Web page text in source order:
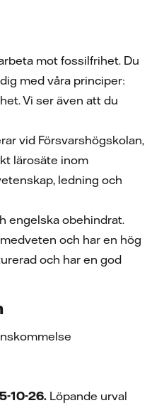
mot fossilfrihet. Du
med våra principer:
Vi ser även att du
vid Försvarshögskolan,
lärosäte inom
ledning och
engelska obehindrat.
och har en hög
och har en god
10-26. Löpande urval